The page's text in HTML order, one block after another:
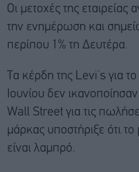
Οι μετοχές της εταιρείας
την ενημέρωση και
περίπου 1% τη Δευτέρα.
Τα κέρδη της Levi’s για
Ιουνίου δεν
Wall Street για τις
μάρκας υποστήριξε ότι
είναι λαμπρό.